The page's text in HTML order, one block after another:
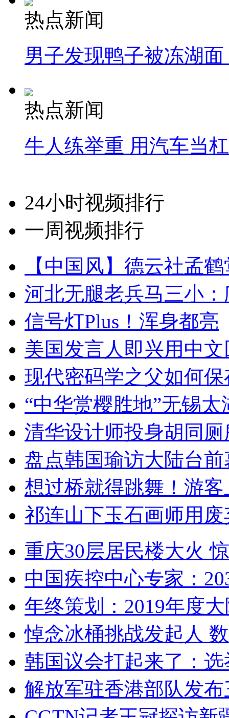
热点新闻
男子发现鸭子被冻湖
热点新闻
牛人练举重 用汽车当
24小时视频排行
一周视频排行
【中国风】德云社孟
河北无腿老兵马三小
信号灯Plus！浑身都亮
美国发言人即兴用中
现代密码学之父如何
“中华赏樱胜地”无锡
清华设计师投身胡同
盘点韩国瑜访大陆台
想过桥就得跳舞！游客
祁连山下玉石画师用
重庆30层居民楼大火
中国疾控中心专家：
年终策划：2019年度
悼念冰桶挑战发起人
韩国议会打起来了：
解放军驻香港部队发